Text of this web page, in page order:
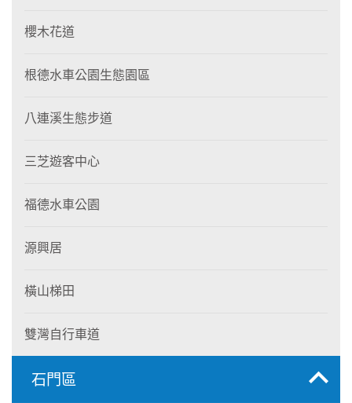
櫻木花道
根德水車公園生態園區
八連溪生態步道
三芝遊客中心
福德水車公園
源興居
橫山梯田
雙灣自行車道
石門區